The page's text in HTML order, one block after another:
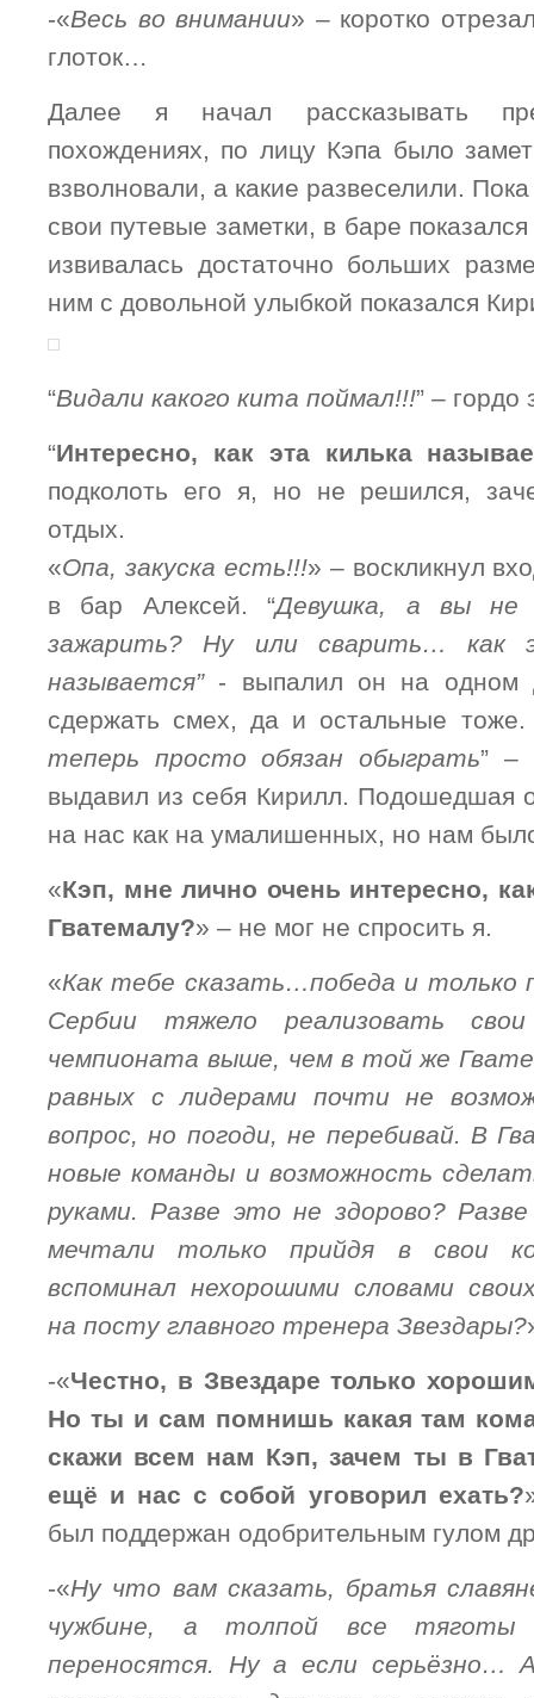
-«Весь во внимании» – коротко
глоток…
Далее я начал рассказывать
похождениях, по лицу Кэпа было
взволновали, а какие развеселили.
свои путевые заметки, в баре
извивалась достаточно больших
ним с довольной улыбкой показался
“Видали какого кита поймал!!!” – гордо
“Интересно, как эта килька
подколоть его я, но не решился,
отдых.
«Опа, закуска есть!!!» – воскликнул
в бар Алексей. “Девушка, а вы не
зажарить? Ну или сварить… как
называется” - выпалил он на одном
сдержать смех, да и остальные тоже.
теперь просто обязан обыграть” –
выдавил из себя Кирилл. Подошедшая
на нас как на умалишенных, но нам
«Кэп, мне лично очень интересно,
Гватемалу?» – не мог не спросить я.
«Как тебе сказать…победа и только
Сербии тяжело реализовать
чемпионата выше, чем в той же
равных с лидерами почти не
вопрос, но погоди, не перебивай. В
новые команды и возможность
руками. Разве это не здорово?
мечтали только прийдя в свои
вспоминал нехорошими словами
на посту главного тренера Звездары?
-«Честно, в Звездаре только
Но ты и сам помнишь какая там
скажи всем нам Кэп, зачем ты в
ещё и нас с собой уговорил ехать?
был поддержан одобрительным гулом
-«Ну что вам сказать, братья
чужбине, а толпой все тяготы
переносятся. Ну а если серьёзно…